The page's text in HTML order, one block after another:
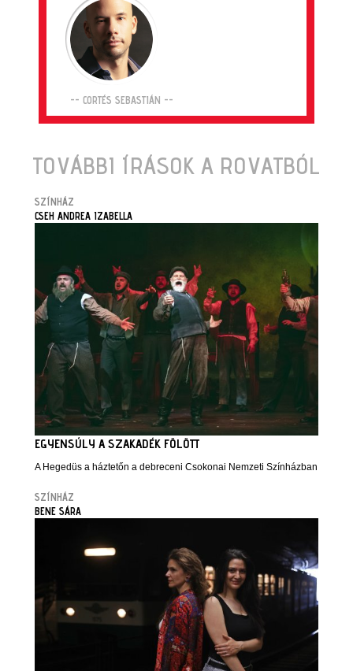
-- CORTÉS SEBASTIÁN --
TOVÁBBI ÍRÁSOK A ROVATBÓL
SZÍNHÁZ
CSEH ANDREA IZABELLA
EGYENSÚLY A SZAKADÉK FÖLÖTT
A Hegedüs a háztetőn a debreceni Csokonai Nemzeti Színházban
SZÍNHÁZ
BENE SÁRA